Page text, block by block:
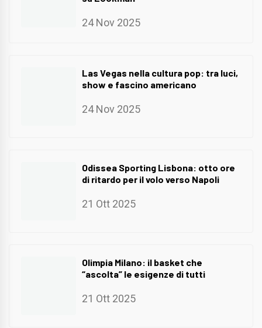
24 Nov 2025
Las Vegas nella cultura pop: tra luci,
show e fascino americano
24 Nov 2025
Odissea Sporting Lisbona: otto ore
di ritardo per il volo verso Napoli
21 Ott 2025
Olimpia Milano: il basket che
“ascolta” le esigenze di tutti
21 Ott 2025